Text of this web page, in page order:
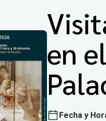
en
Fecha y